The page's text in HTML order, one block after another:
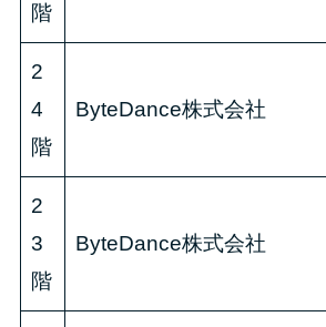
階
2
4
階
ByteDance株式会社
2
3
階
ByteDance株式会社